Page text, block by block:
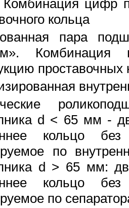
цифр
кольца
пара
проставочных
d < 65 мм -
кольцо
по
d > 65 мм:
кольцо
по